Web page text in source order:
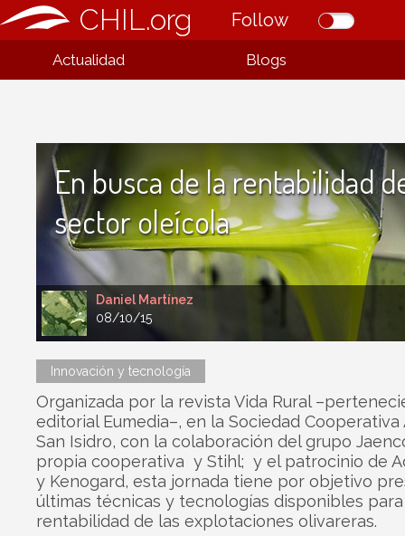
CHIL.org Follow
Actualidad Blogs
Daniel Martínez
08/10/15
En busca de la rentabilidad
sector oleícola
Innovación y tecnología
Organizada por la revista Vida Rural
editorial Eumedia–, en la Sociedad Cooperativa
San Isidro, con la colaboración del grupo
propia cooperativa y Stihl; y el patrocinio de
y Kenogard, esta jornada tiene por objetivo
últimas técnicas y tecnologías disponibles
rentabilidad de las explotaciones olivareras.